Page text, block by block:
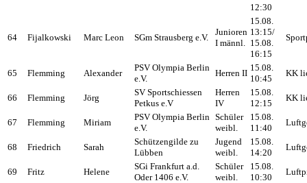
12:30
64 Fijalkowski Marc Leon SGm Strausberg e.V.
Junioren
I männl.
15.08.
13:15/
15.08.
16:15
65 Flemming Alexander
PSV Olympia Berlin
e.V.
Herren II
15.08.
10:45
KK
66 Flemming Jörg
SV Sportschiessen
Petkus e.V
Herren
IV
15.08.
12:15
KK
67 Flemming Miriam
PSV Olympia Berlin
e.V.
Schüler
weibl.
15.08.
11:40
68 Friedrich Sarah
Schützengilde zu
Lübben
Jugend
weibl.
15.08.
14:20
69 Fritz Helene
SGi Frankfurt a.d.
Oder 1406 e.V.
Schüler
weibl.
15.08.
10:30